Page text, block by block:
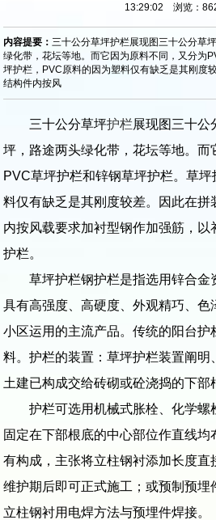
13:29:02 浏览：
内容提要：三十公分草坪护栏展现图三十公分草
绿化带，花坛等地。而它因为原料不同，又分为
坪护栏，PVC原料的因为塑料仅有缺乏是其刚度
结构件内按风
三十公分草坪护栏展现图三十公
坪，路途两头绿化带，花坛等地。而
PVC草坪护栏和锌钢草坪护栏。草
料仅有缺乏是其刚度较差。因此在拼
内按风载要求加衬型钢作加强筋，以
护栏。
草坪护栏钢护栏是指选用锌合金
具有高强度、高硬度、外观精巧、色
小区运用的主流产品。传统的阳台护
料。护栏的装置：草坪护栏装置阐明
土建已构成交给砖砌或砼浇捣的下部
护栏可选用机械式胀栓、化学螺
固定在下部根底的中心部位作直线
有构成，主张将立柱钢衬添加长度直
维护期后即可正式施工；或预制预埋
立柱钢衬用电焊方法与预埋件焊接。